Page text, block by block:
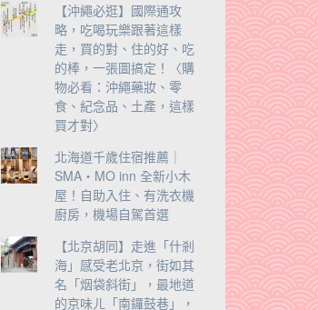
【沖繩必逛】國際通攻
略，吃喝玩樂跟著這樣
走，買的對、住的好、吃
的棒，一張圖搞定！〈購
物必看：沖繩藥妝、零
食、紀念品、土產，這樣
買才對〉
北海道千歲住宿推薦｜
SMA・MO inn 全新小木
屋！自助入住、有洗衣機
廚房，機場自駕首選
【北京胡同】走進「什剎
海」感受老北京，街如其
名「烟袋斜街」，最地道
的京味ㄦ「南鑼鼓巷」，